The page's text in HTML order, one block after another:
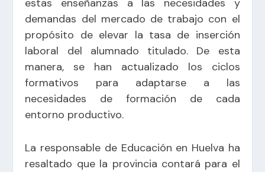
estas enseñanzas a las necesidades y
demandas del mercado de trabajo con el
propósito de elevar la tasa de inserción
laboral del alumnado titulado. De esta
manera, se han actualizado los ciclos
formativos para adaptarse a las
necesidades de formación de cada
entorno productivo.
La responsable de Educación en Huelva ha
resaltado que la provincia contará para el